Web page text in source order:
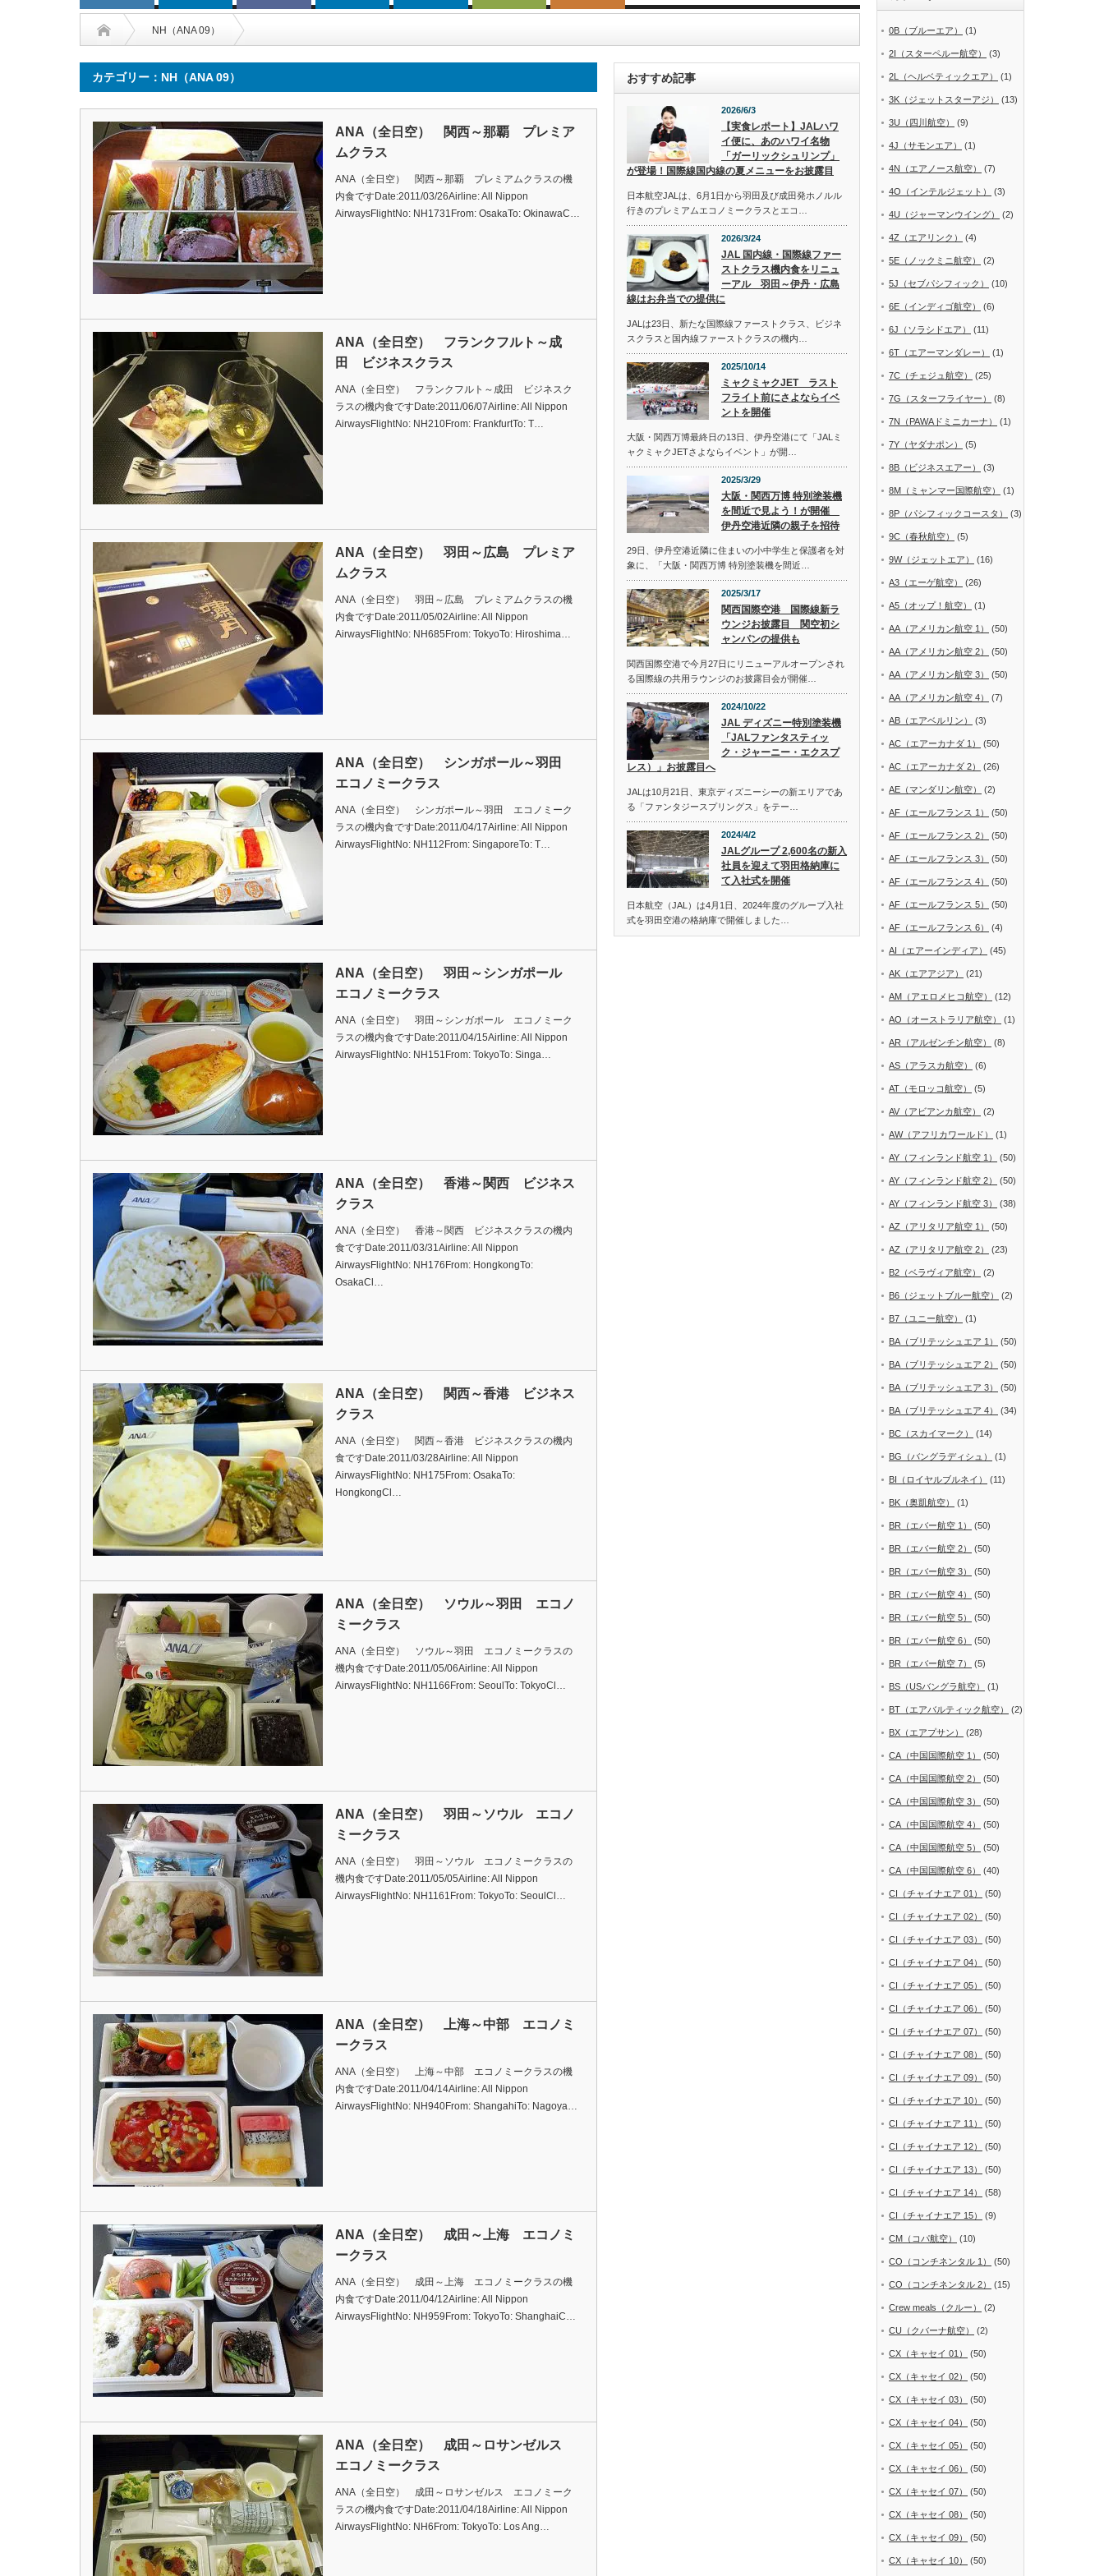
NH（ANA 09）
カテゴリー：NH（ANA 09）
ANA（全日空） 関西～那覇 プレミア
ムクラス
ANA（全日空） 関西～那覇 プレミアムクラスの機
内食ですDate:2011/03/26Airline: All Nippon
AirwaysFlightNo: NH1731From: OsakaTo: OkinawaC…
ANA（全日空） フランクフルト～成
田 ビジネスクラス
ANA（全日空） フランクフルト～成田 ビジネスク
ラスの機内食ですDate:2011/06/07Airline: All Nippon
AirwaysFlightNo: NH210From: FrankfurtTo: T…
ANA（全日空） 羽田～広島 プレミア
ムクラス
ANA（全日空） 羽田～広島 プレミアムクラスの機
内食ですDate:2011/05/02Airline: All Nippon
AirwaysFlightNo: NH685From: TokyoTo: Hiroshima…
ANA（全日空） シンガポール～羽田
エコノミークラス
ANA（全日空） シンガポール～羽田 エコノミーク
ラスの機内食ですDate:2011/04/17Airline: All Nippon
AirwaysFlightNo: NH112From: SingaporeTo: T…
ANA（全日空） 羽田～シンガポール
エコノミークラス
ANA（全日空） 羽田～シンガポール エコノミーク
ラスの機内食ですDate:2011/04/15Airline: All Nippon
AirwaysFlightNo: NH151From: TokyoTo: Singa…
ANA（全日空） 香港～関西 ビジネス
クラス
ANA（全日空） 香港～関西 ビジネスクラスの機内
食ですDate:2011/03/31Airline: All Nippon
AirwaysFlightNo: NH176From: HongkongTo:
OsakaCl…
ANA（全日空） 関西～香港 ビジネス
クラス
ANA（全日空） 関西～香港 ビジネスクラスの機内
食ですDate:2011/03/28Airline: All Nippon
AirwaysFlightNo: NH175From: OsakaTo:
HongkongCl…
ANA（全日空） ソウル～羽田 エコノ
ミークラス
ANA（全日空） ソウル～羽田 エコノミークラスの
機内食ですDate:2011/05/06Airline: All Nippon
AirwaysFlightNo: NH1166From: SeoulTo: TokyoCl…
ANA（全日空） 羽田～ソウル エコノ
ミークラス
ANA（全日空） 羽田～ソウル エコノミークラスの
機内食ですDate:2011/05/05Airline: All Nippon
AirwaysFlightNo: NH1161From: TokyoTo: SeoulCl…
ANA（全日空） 上海～中部 エコノミ
ークラス
ANA（全日空） 上海～中部 エコノミークラスの機
内食ですDate:2011/04/14Airline: All Nippon
AirwaysFlightNo: NH940From: ShangahiTo: Nagoya…
ANA（全日空） 成田～上海 エコノミ
ークラス
ANA（全日空） 成田～上海 エコノミークラスの機
内食ですDate:2011/04/12Airline: All Nippon
AirwaysFlightNo: NH959From: TokyoTo: ShanghaiC…
ANA（全日空） 成田～ロサンゼルス
エコノミークラス
ANA（全日空） 成田～ロサンゼルス エコノミーク
ラスの機内食ですDate:2011/04/18Airline: All Nippon
AirwaysFlightNo: NH6From: TokyoTo: Los Ang…
おすすめ記事
2026/6/3
【実食レポート】JALハワ
イ便に、あのハワイ名物
「ガーリックシュリンプ」
が登場！国際線国内線の夏メニューをお披露目
日本航空JALは、6月1日から羽田及び成田発ホノルル
行きのプレミアムエコノミークラスとエコ…
2026/3/24
JAL 国内線・国際線ファー
ストクラス機内食をリニュ
ーアル 羽田～伊丹・広島
線はお弁当での提供に
JALは23日、新たな国際線ファーストクラス、ビジネ
スクラスと国内線ファーストクラスの機内…
2025/10/14
ミャクミャクJET ラスト
フライト前にさよならイベ
ントを開催
大阪・関西万博最終日の13日、伊丹空港にて「JALミ
ャクミャクJETさよならイベント」が開…
2025/3/29
大阪・関西万博 特別塗装機
を間近で見よう！が開催
伊丹空港近隣の親子を招待
29日、伊丹空港近隣に住まいの小中学生と保護者を対
象に、「大阪・関西万博 特別塗装機を間近…
2025/3/17
関西国際空港 国際線新ラ
ウンジお披露目 関空初シ
ャンパンの提供も
関西国際空港で今月27日にリニューアルオープンされ
る国際線の共用ラウンジのお披露目会が開催…
2024/10/22
JAL ディズニー特別塗装機
「JALファンタスティッ
ク・ジャーニー・エクスプ
レス）」お披露目へ
JALは10月21日、東京ディズニーシーの新エリアであ
る「ファンタジースプリングス」をテー…
2024/4/2
JALグループ 2,600名の新入
社員を迎えて羽田格納庫に
て入社式を開催
日本航空（JAL）は4月1日、2024年度のグループ入社
式を羽田空港の格納庫で開催しました…
0B（ブルーエア） (1)
2I（スターペルー航空） (3)
2L（ヘルベティックエア） (1)
3K（ジェットスターアジ） (13)
3U（四川航空） (9)
4J（サモンエア） (1)
4N（エアノース航空） (7)
4O（インテルジェット） (3)
4U（ジャーマンウイング） (2)
4Z（エアリンク） (4)
5E（ノックミニ航空） (2)
5J（セブパシフィック） (10)
6E（インディゴ航空） (6)
6J（ソラシドエア） (11)
6T（エアーマンダレー） (1)
7C（チェジュ航空） (25)
7G（スターフライヤー） (8)
7N（PAWAドミニカーナ） (1)
7Y（ヤダナポン） (5)
8B（ビジネスエアー） (3)
8M（ミャンマー国際航空） (1)
8P（パシフィックコースタ） (3)
9C（春秋航空） (5)
9W（ジェットエア） (16)
A3（エーゲ航空） (26)
A5（オップ！航空） (1)
AA（アメリカン航空 1） (50)
AA（アメリカン航空 2） (50)
AA（アメリカン航空 3） (50)
AA（アメリカン航空 4） (7)
AB（エアベルリン） (3)
AC（エアーカナダ 1） (50)
AC（エアーカナダ 2） (26)
AE（マンダリン航空） (2)
AF（エールフランス 1） (50)
AF（エールフランス 2） (50)
AF（エールフランス 3） (50)
AF（エールフランス 4） (50)
AF（エールフランス 5） (50)
AF（エールフランス 6） (4)
AI（エアーインディア） (45)
AK（エアアジア） (21)
AM（アエロメヒコ航空） (12)
AO（オーストラリア航空） (1)
AR（アルゼンチン航空） (8)
AS（アラスカ航空） (6)
AT（モロッコ航空） (5)
AV（アビアンカ航空） (2)
AW（アフリカワールド） (1)
AY（フィンランド航空 1） (50)
AY（フィンランド航空 2） (50)
AY（フィンランド航空 3） (38)
AZ（アリタリア航空 1） (50)
AZ（アリタリア航空 2） (23)
B2（ベラヴィア航空） (2)
B6（ジェットブルー航空） (2)
B7（ユニー航空） (1)
BA（ブリテッシュエア 1） (50)
BA（ブリテッシュエア 2） (50)
BA（ブリテッシュエア 3） (50)
BA（ブリテッシュエア 4） (34)
BC（スカイマーク） (14)
BG（バングラディシュ） (1)
BI（ロイヤルブルネイ） (11)
BK（奥凱航空） (1)
BR（エバー航空 1） (50)
BR（エバー航空 2） (50)
BR（エバー航空 3） (50)
BR（エバー航空 4） (50)
BR（エバー航空 5） (50)
BR（エバー航空 6） (50)
BR（エバー航空 7） (5)
BS（USバングラ航空） (1)
BT（エアバルティック航空） (2)
BX（エアプサン） (28)
CA（中国国際航空 1） (50)
CA（中国国際航空 2） (50)
CA（中国国際航空 3） (50)
CA（中国国際航空 4） (50)
CA（中国国際航空 5） (50)
CA（中国国際航空 6） (40)
CI（チャイナエア 01） (50)
CI（チャイナエア 02） (50)
CI（チャイナエア 03） (50)
CI（チャイナエア 04） (50)
CI（チャイナエア 05） (50)
CI（チャイナエア 06） (50)
CI（チャイナエア 07） (50)
CI（チャイナエア 08） (50)
CI（チャイナエア 09） (50)
CI（チャイナエア 10） (50)
CI（チャイナエア 11） (50)
CI（チャイナエア 12） (50)
CI（チャイナエア 13） (50)
CI（チャイナエア 14） (58)
CI（チャイナエア 15） (9)
CM（コパ航空） (10)
CO（コンチネンタル 1） (50)
CO（コンチネンタル 2） (15)
Crew meals（クルー） (2)
CU（クバーナ航空） (2)
CX（キャセイ 01） (50)
CX（キャセイ 02） (50)
CX（キャセイ 03） (50)
CX（キャセイ 04） (50)
CX（キャセイ 05） (50)
CX（キャセイ 06） (50)
CX（キャセイ 07） (50)
CX（キャセイ 08） (50)
CX（キャセイ 09） (50)
CX（キャセイ 10） (50)